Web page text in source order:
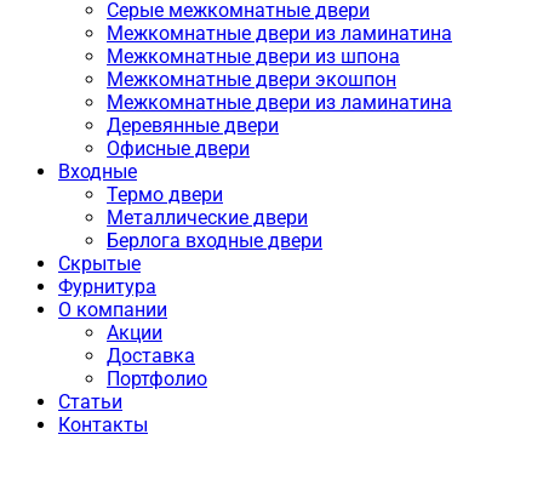
Серые межкомнатные двери
Межкомнатные двери из ламинатина
Межкомнатные двери из шпона
Межкомнатные двери экошпон
Межкомнатные двери из ламинатина
Деревянные двери
Офисные двери
Входные
Термо двери
Металлические двери
Берлога входные двери
Скрытые
Фурнитура
О компании
Акции
Доставка
Портфолио
Статьи
Контакты